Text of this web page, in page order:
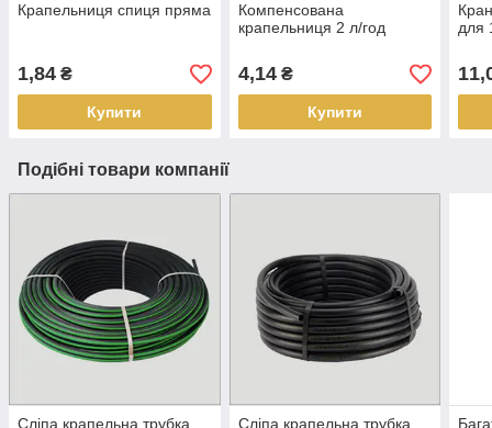
Крапельниця спиця пряма
1,84 ₴
Купити
Компенсована
крапельниця 2 л/год
4,14₴
Купити
для
Подібні товари компанії
Сліпа крапельна трубка
Сліпа крапельна трубка